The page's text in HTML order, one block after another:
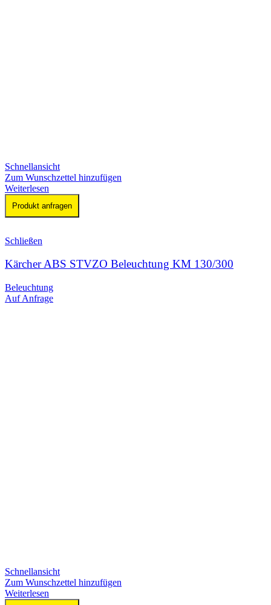
Schnellansicht
Zum Wunschzettel hinzufügen
Weiterlesen
Produkt anfragen
Schließen
Kärcher ABS STVZO Beleuchtung KM 130/300
Beleuchtung
Auf Anfrage
Schnellansicht
Zum Wunschzettel hinzufügen
Weiterlesen